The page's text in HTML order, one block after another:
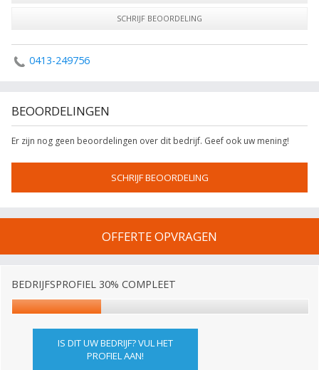
SCHRIJF BEOORDELING
0413-249756
BEOORDELINGEN
Er zijn nog geen beoordelingen over dit bedrijf. Geef ook uw mening!
SCHRIJF BEOORDELING
OFFERTE OPVRAGEN
BEDRIJFSPROFIEL 30% COMPLEET
IS DIT UW BEDRIJF? VUL HET
PROFIEL AAN!